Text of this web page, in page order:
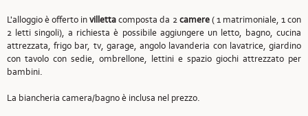
L'alloggio è offerto invillettacomposta da 2camere( 1 matrimoniale, 1 con
2 letti singoli), a richiesta è possibile aggiungere un letto, bagno, cucina
attrezzata, frigo bar, tv, garage, angolo lavanderia con lavatrice, giardino
con tavolo con sedie, ombrellone, lettini e spazio giochi attrezzato per
bambini.
La biancheria camera/bagno è inclusa nel prezzo.